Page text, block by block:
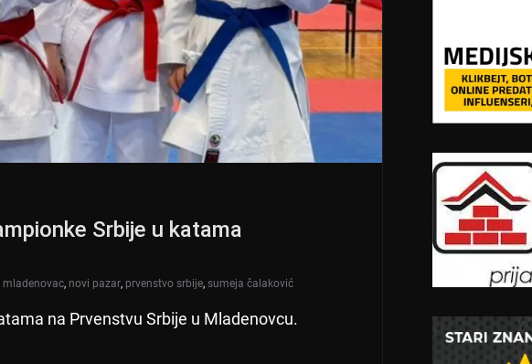
Srbije u katama
mladenovac, novi pazar, prvenstvo srbije, sumeja čalaković
na Prvenstvu Srbije u Mladenovcu.